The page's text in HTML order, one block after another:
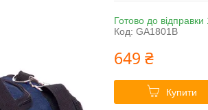
Готово до відправки
Код: GA1801B
649 ₴
Купити